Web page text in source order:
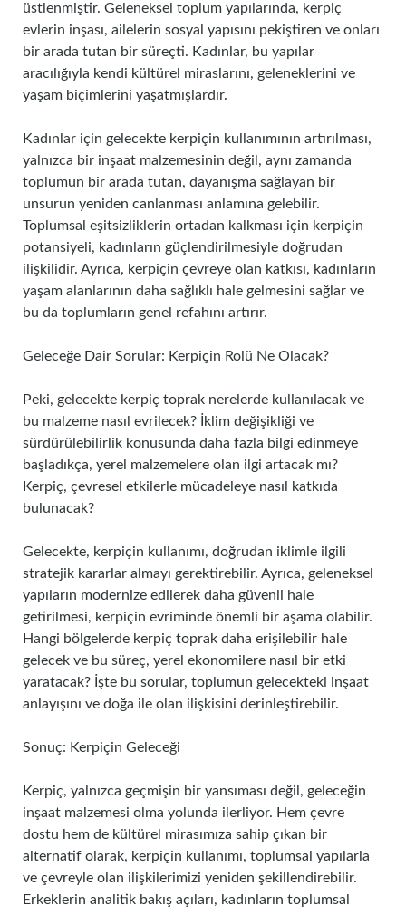
üstlenmiştir. Geleneksel toplum yapılarında, kerpiç
evlerin inşası, ailelerin sosyal yapısını pekiştiren ve onları
bir arada tutan bir süreçti. Kadınlar, bu yapılar
aracılığıyla kendi kültürel miraslarını, geleneklerini ve
yaşam biçimlerini yaşatmışlardır.
Kadınlar için gelecekte kerpiçin kullanımının artırılması,
yalnızca bir inşaat malzemesinin değil, aynı zamanda
toplumun bir arada tutan, dayanışma sağlayan bir
unsurun yeniden canlanması anlamına gelebilir.
Toplumsal eşitsizliklerin ortadan kalkması için kerpiçin
potansiyeli, kadınların güçlendirilmesiyle doğrudan
ilişkilidir. Ayrıca, kerpiçin çevreye olan katkısı, kadınların
yaşam alanlarının daha sağlıklı hale gelmesini sağlar ve
bu da toplumların genel refahını artırır.
Geleceğe Dair Sorular: Kerpiçin Rolü Ne Olacak?
Peki, gelecekte kerpiç toprak nerelerde kullanılacak ve
bu malzeme nasıl evrilecek? İklim değişikliği ve
sürdürülebilirlik konusunda daha fazla bilgi edinmeye
başladıkça, yerel malzemelere olan ilgi artacak mı?
Kerpiç, çevresel etkilerle mücadeleye nasıl katkıda
bulunacak?
Gelecekte, kerpiçin kullanımı, doğrudan iklimle ilgili
stratejik kararlar almayı gerektirebilir. Ayrıca, geleneksel
yapıların modernize edilerek daha güvenli hale
getirilmesi, kerpiçin evriminde önemli bir aşama olabilir.
Hangi bölgelerde kerpiç toprak daha erişilebilir hale
gelecek ve bu süreç, yerel ekonomilere nasıl bir etki
yaratacak? İşte bu sorular, toplumun gelecekteki inşaat
anlayışını ve doğa ile olan ilişkisini derinleştirebilir.
Sonuç: Kerpiçin Geleceği
Kerpiç, yalnızca geçmişin bir yansıması değil, geleceğin
inşaat malzemesi olma yolunda ilerliyor. Hem çevre
dostu hem de kültürel mirasımıza sahip çıkan bir
alternatif olarak, kerpiçin kullanımı, toplumsal yapılarla
ve çevreyle olan ilişkilerimizi yeniden şekillendirebilir.
Erkeklerin analitik bakış açıları, kadınların toplumsal